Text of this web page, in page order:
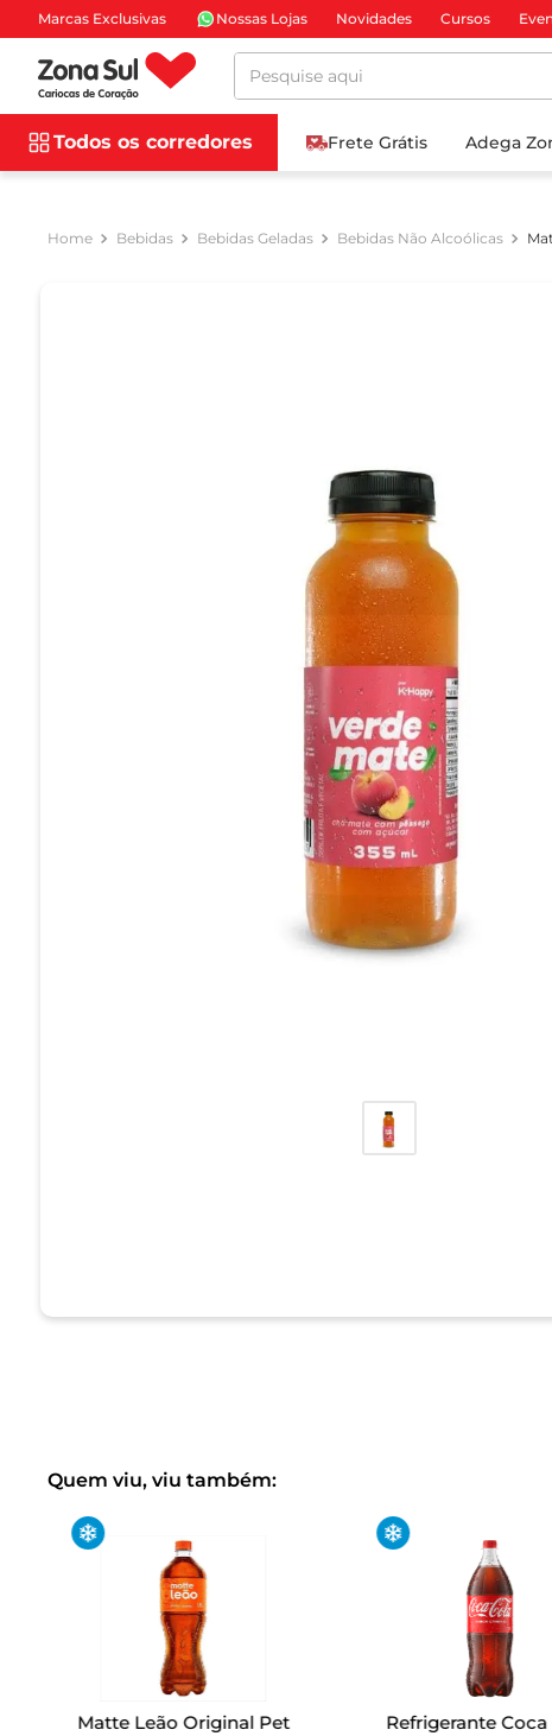
Marcas Exclusivas Nossas Lojas Novidades Cursos
Pesquise aqui
Todos os corredores Frete Grátis Adega
Bebidas Bebidas Geladas Bebidas Não Alcoólicas
Quem viu, viu também:
Matte Leão Original Pet
Refrigerante Coca